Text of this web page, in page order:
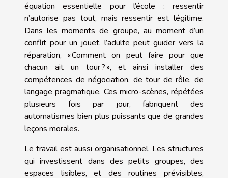
équation essentielle pour l’école : ressentir
n’autorise pas tout, mais ressentir est légitime.
Dans les moments de groupe, au moment d’un
conflit pour un jouet, l’adulte peut guider vers la
réparation, « Comment on peut faire pour que
chacun ait un tour ? », et ainsi installer des
compétences de négociation, de tour de rôle, de
langage pragmatique. Ces micro-scènes, répétées
plusieurs fois par jour, fabriquent des
automatismes bien plus puissants que de grandes
leçons morales.
Le travail est aussi organisationnel. Les structures
qui investissent dans des petits groupes, des
espaces lisibles, et des routines prévisibles,